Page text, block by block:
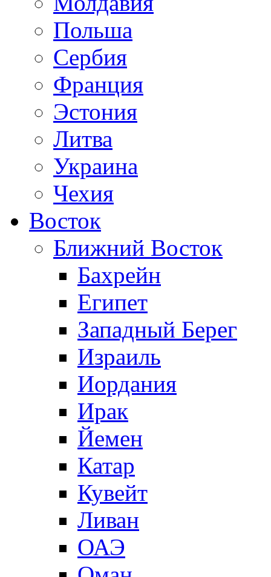
Польша
Сербия
Франция
Эстония
Литва
Украина
Чехия
Восток
Ближний Восток
Бахрейн
Египет
Западный Берег
Израиль
Иордания
Ирак
Йемен
Катар
Кувейт
Ливан
ОАЭ